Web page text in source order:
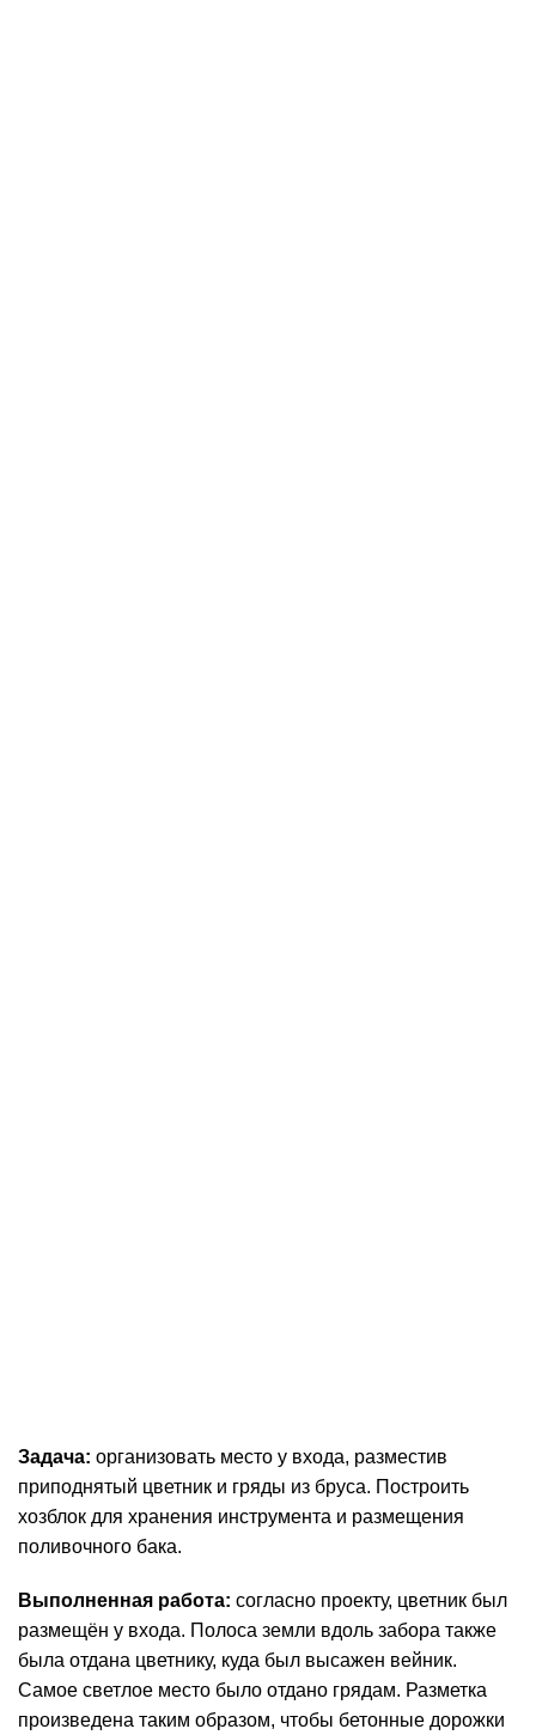
Задача: организовать место у входа, разместив
приподнятый цветник и гряды из бруса. Построить
хозблок для хранения инструмента и размещения
поливочного бака.
Выполненная работа: согласно проекту, цветник был
размещён у входа. Полоса земли вдоль забора также
была отдана цветнику, куда был высажен вейник.
Самое светлое место было отдано грядам. Разметка
произведена таким образом, чтобы бетонные дорожки